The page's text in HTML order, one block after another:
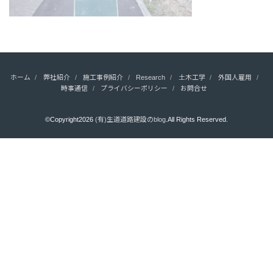
ホーム 弊社紹介 施工事例紹介 Research 土木工学
外国人雇用
時事通信
プライバシーポリシー お問合せ
©Copyright2026 (有)生道道路建設のblog.All Rights Reserved.